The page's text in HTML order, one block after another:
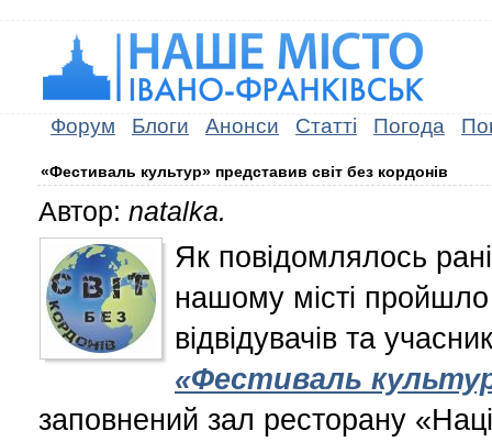
Форум Блоги Анонси Статті Погода
«Фестиваль культур» представив світ без кордонів
Автор: natalka.
Як повідомлялось
нашому місті
відвідувачів та
«Фестиваль
заповнений зал ресторану